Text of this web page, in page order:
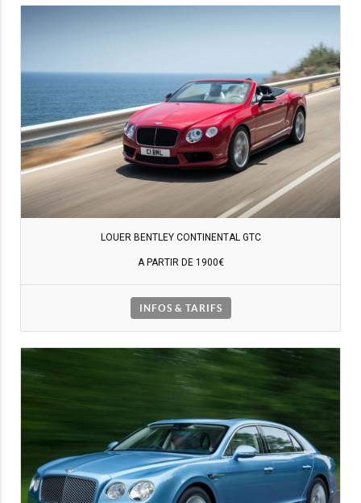
LOUER BENTLEY CONTINENTAL GTC
A PARTIR DE 1900€
INFOS & TARIFS